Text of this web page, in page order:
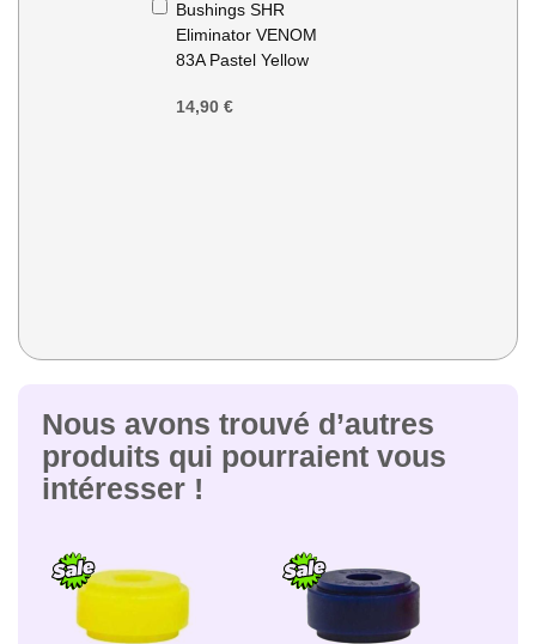
Bushings SHR
Eliminator VENOM
83A Pastel Yellow
14,90 €
au
panier
Nous avons trouvé d’autres
produits qui pourraient vous
intéresser !